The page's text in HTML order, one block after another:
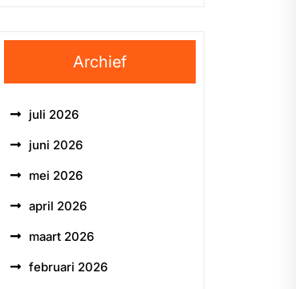
Archief
juli 2026
juni 2026
mei 2026
april 2026
maart 2026
februari 2026